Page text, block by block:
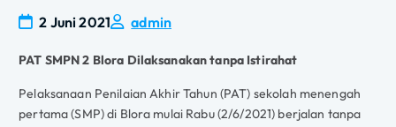
2 Juni 2021 admin
PAT SMPN 2 Blora Dilaksanakan tanpa Istirahat
Pelaksanaan Penilaian Akhir Tahun (PAT) sekolah menengah
pertama (SMP) di Blora mulai Rabu (2/6/2021) berjalan tanpa